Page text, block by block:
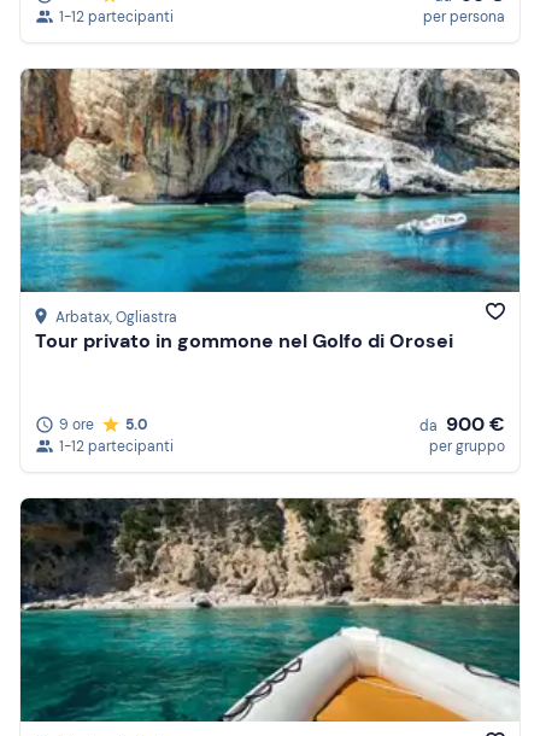
1-12 partecipanti
per persona
Arbatax, Ogliastra
Tour privato in gommone nel Golfo di Orosei
9 ore
5.0
1-12 partecipanti
da 900 €
per gruppo